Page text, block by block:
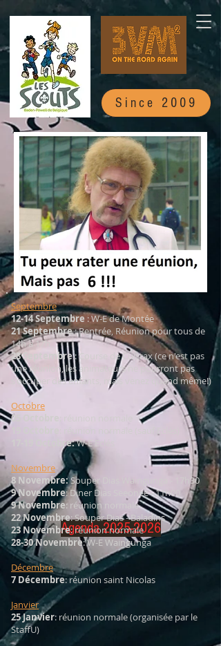
Since 2009
Agenda2025-2026
Septembre
12-14 Septembre : W-E de Montée
21 Septembre: Rentrée, Réunion pour tous de
14h à 17h
28 Septembre: Course de Cuistax (ce n'est pas
une réunion, les animateurs ne pourront pas
s'occuper des enfants, mais venez quand même!)
Octobre
05 Octobre
17-19 Octobre:W-E Eclés
Novembre
8 Novembre:Souper Dias Waingunga - 17h30
9 Novembre: Diner Dias Seeonee - 11h00
9 Novembre: réunion normale
22 Novembre: Souper Dias - Baladins
23 Novembre: réunion normale
28-30 Novembre: W-E Waingunga
Décembre
7 Décembre: réunion saint Nicolas
Janvier
25 Janvier: réunion normale (organisée par le
StaffU)